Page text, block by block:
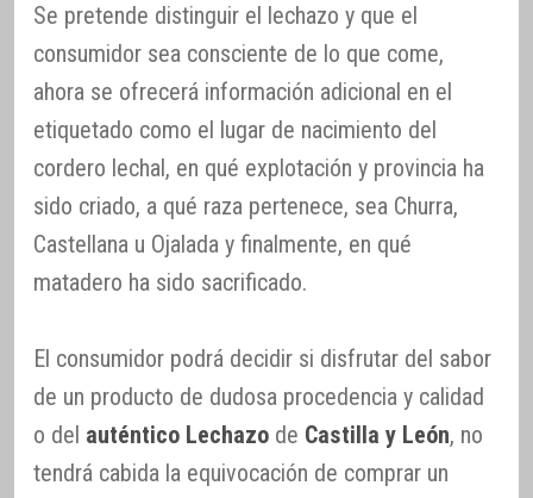
Se pretende distinguir el lechazo y que el
consumidor sea consciente de lo que come,
ahora se ofrecerá información adicional en el
etiquetado como el lugar de nacimiento del
cordero lechal, en qué explotación y provincia ha
sido criado, a qué raza pertenece, sea Churra,
Castellana u Ojalada y finalmente, en qué
matadero ha sido sacrificado.
El consumidor podrá decidir si disfrutar del sabor
de un producto de dudosa procedencia y calidad
o del auténtico Lechazo de Castilla y León, no
tendrá cabida la equivocación de comprar un